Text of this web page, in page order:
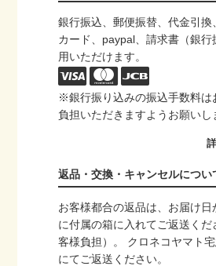
銀行振込、郵便振替、代金引換
カード、paypal、請求書（銀行
用いただけます。
※銀行振り込みの振込手数料は
負担いただきますようお願いし
返品・交換・キャンセルについ
お客様都合の返品は、お届け日
に付属の箱に入れてご返送くだ
客様負担）。 クロネコヤマト
にてご返送ください。